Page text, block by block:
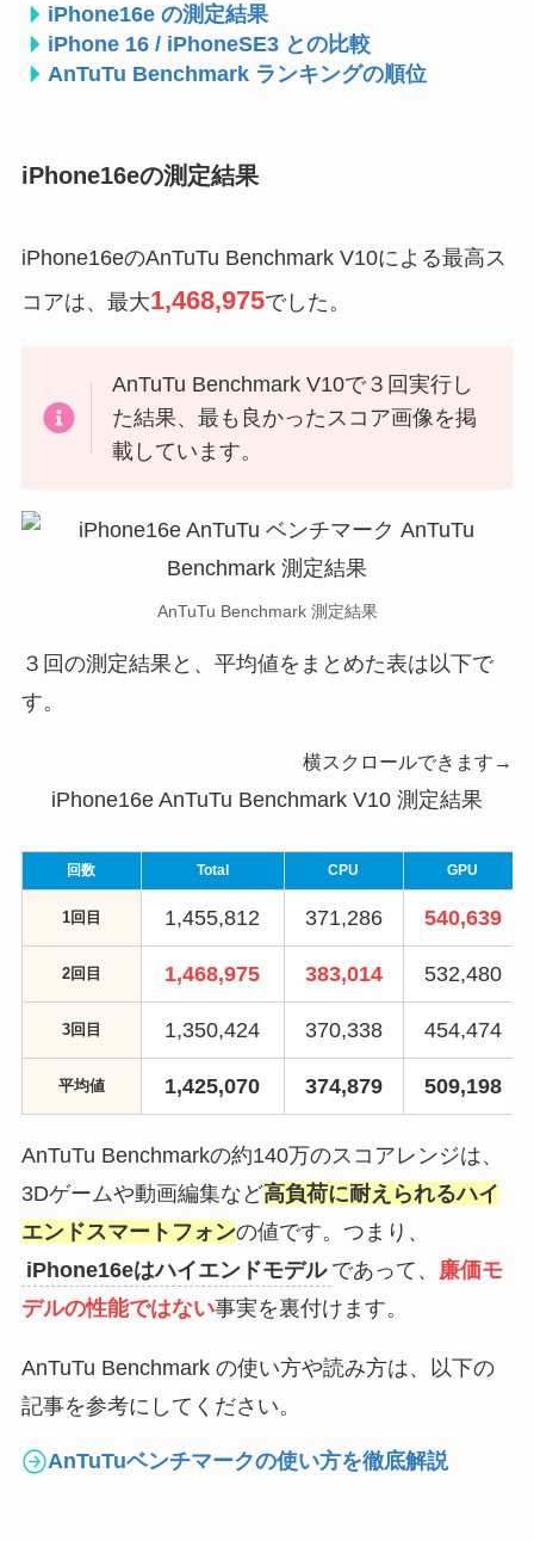
iPhone16e の測定結果
iPhone 16 / iPhoneSE3 との比較
AnTuTu Benchmark ランキングの順位
iPhone16eの測定結果
iPhone16eのAnTuTu Benchmark V10による最高ス
コアは、最大1,468,975でした。
AnTuTu Benchmark V10で３回実行し
た結果、最も良かったスコア画像を掲
載しています。
AnTuTu Benchmark 測定結果
３回の測定結果と、平均値をまとめた表は以下で
す。
横スクロールできます→
iPhone16e AnTuTu Benchmark V10 測定結果
回数 Total CPU GPU
1回目 1,455,812 371,286 540,639
2回目 1,468,975 383,014 532,480
3回目 1,350,424 370,338 454,474
平均値 1,425,070 374,879 509,198
AnTuTu Benchmarkの約140万のスコアレンジは、
3Dゲームや動画編集など高負荷に耐えられるハイ
エンドスマートフォンの値です。つまり、
iPhone16eはハイエンドモデル であって、 廉価モ
デルの性能ではない事実を裏付けます。
AnTuTu Benchmark の使い方や読み方は、以下の
記事を参考にしてください。
AnTuTuベンチマークの使い方を徹底解説